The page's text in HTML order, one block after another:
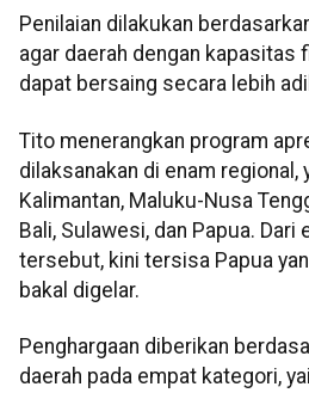
Penilaian dilakukan
agar daerah dengan kapasitas
dapat bersaing secara lebih
Tito menerangkan program
dilaksanakan di enam regional,
Kalimantan, Maluku-Nusa
Bali, Sulawesi, dan Papua. Dari
tersebut, kini tersisa Papua
bakal digelar.
Penghargaan diberikan
daerah pada empat kategori,